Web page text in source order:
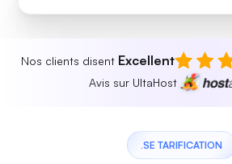
Nos clients disent Excellent
Avis sur UltaHost
.SE TARIFICATION